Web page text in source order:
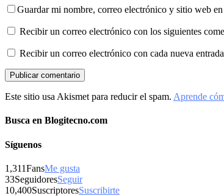
Guardar mi nombre, correo electrónico y sitio web
Recibir un correo electrónico con los siguientes
Recibir un correo electrónico con cada nueva
Este sitio usa Akismet para reducir el spam. Aprende
Busca en Blogitecno.com
Síguenos
1,311FansMe gusta
33SeguidoresSeguir
10,400SuscriptoresSuscribirte